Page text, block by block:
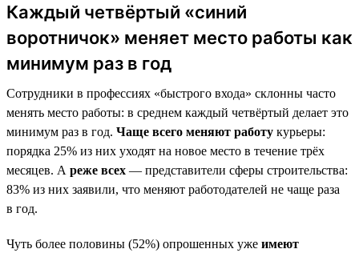
Каждый четвёртый «синий
воротничок» меняет место работы как
минимум раз в год
Сотрудники в профессиях «быстрого входа» склонны часто
менять место работы: в среднем каждый четвёртый делает это
минимум раз в год. Чаще всего меняют работу курьеры:
порядка 25% из них уходят на новое место в течение трёх
месяцев. А реже всех — представители сферы строительства:
83% из них заявили, что меняют работодателей не чаще раза
в год.
Чуть более половины (52%) опрошенных уже имеют